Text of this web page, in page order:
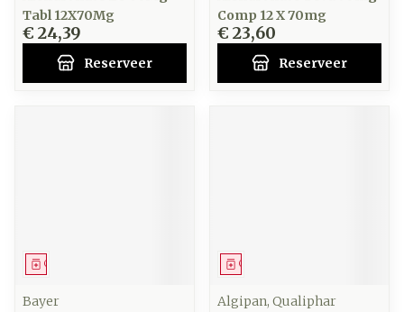
Tabl 12X70Mg
€ 24,39
Reserveer
Comp 12 X 70mg
€ 23,60
Reserveer
Geneesmiddel
Bayer
Geneesmiddel
Algipan, Qualiphar